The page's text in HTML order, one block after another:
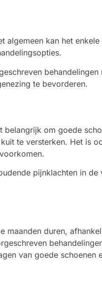
kan het
te bevorderen.
om goede
te versterken. Het is
pijnklachten in
maanden duren,
van goede